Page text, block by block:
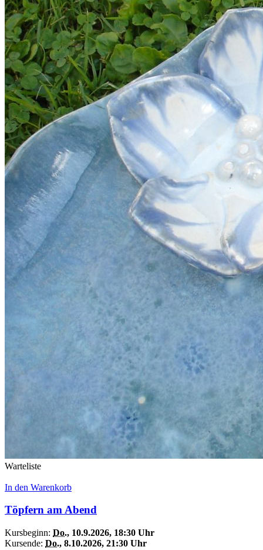
Warteliste
In den Warenkorb
Töpfern am Abend
Kursbeginn: Do., 10.9.2026, 18:30 Uhr
Kursende: Do., 8.10.2026, 21:30 Uhr